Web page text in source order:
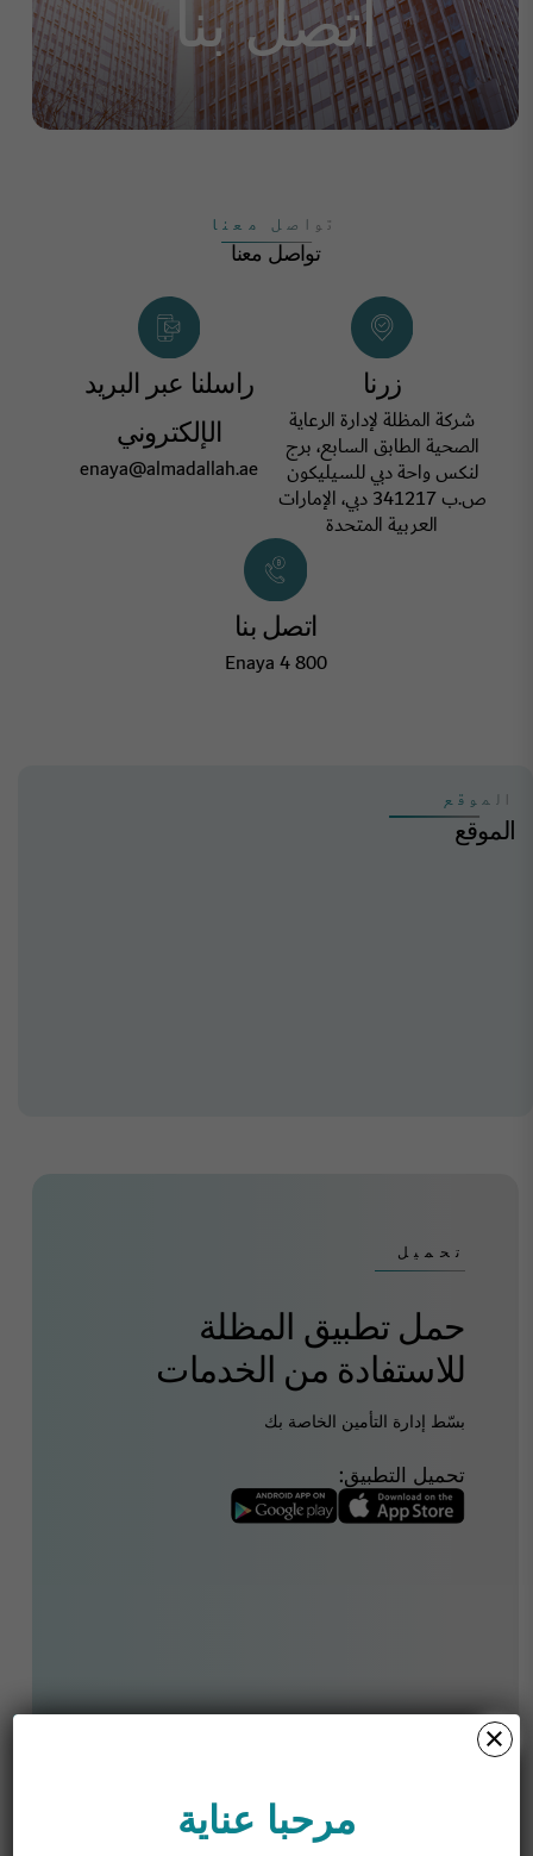
اتصل بنا
تواصل معنا
تواصل معنا
زرنا
شركة المظلة لإدارة الرعاية
الصحية الطابق السابع، برج
لنكس واحة دبي للسيليكون
ص.ب 341217 دبي، الإمارات
العربية المتحدة
راسلنا عبر البريد
الإلكتروني
enaya@almadallah.ae
اتصل بنا
800 4 Enaya
الموقع
الموقع
تحميل
حمل تطبيق المظلة
للاستفادة من الخدمات
بسّط إدارة التأمين الخاصة بك
تحميل التطبيق:
مرحبا عناية